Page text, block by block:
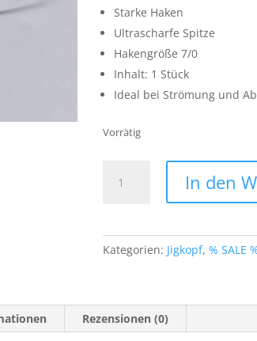
Starke Haken
Ultrascharfe Spitze
Hakengröße 7/0
Inhalt: 1 Stück
Ideal bei Strömung und
Vorrätig
Bullet
Haken,
NEW
In den
Kategorien: Jigkopf,% SALE
Rezensionen (0)